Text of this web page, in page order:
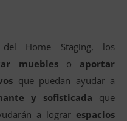
Home Staging, los
muebleso aportar
que puedan ayudar a
y sofisticada que
a lograr espacios